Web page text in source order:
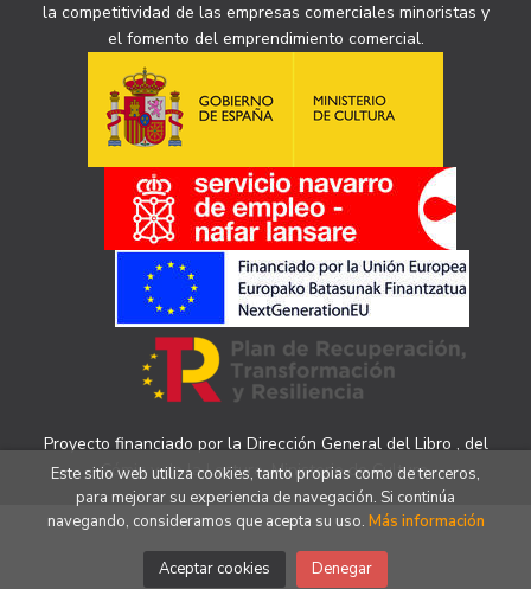
la competitividad de las empresas comerciales minoristas y
el fomento del emprendimiento comercial.
Proyecto financiado por la Dirección General del Libro , del
Cómic y de la Lectura, Ministerio de Cultura.
Este sitio web utiliza cookies, tanto propias como de terceros,
para mejorar su experiencia de navegación. Si continúa
navegando, consideramos que acepta su uso. Más información
Aceptar cookies Denegar